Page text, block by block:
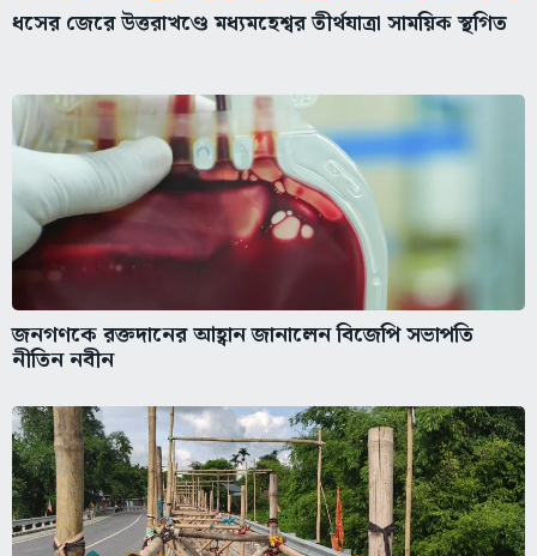
ধসের জেরে উত্তরাখণ্ডে মধ্যমহেশ্বর তীর্থযাত্রা সাময়িক স্থগিত
জনগণকে রক্তদানের আহ্বান জানালেন বিজেপি সভাপতি
নীতিন নবীন